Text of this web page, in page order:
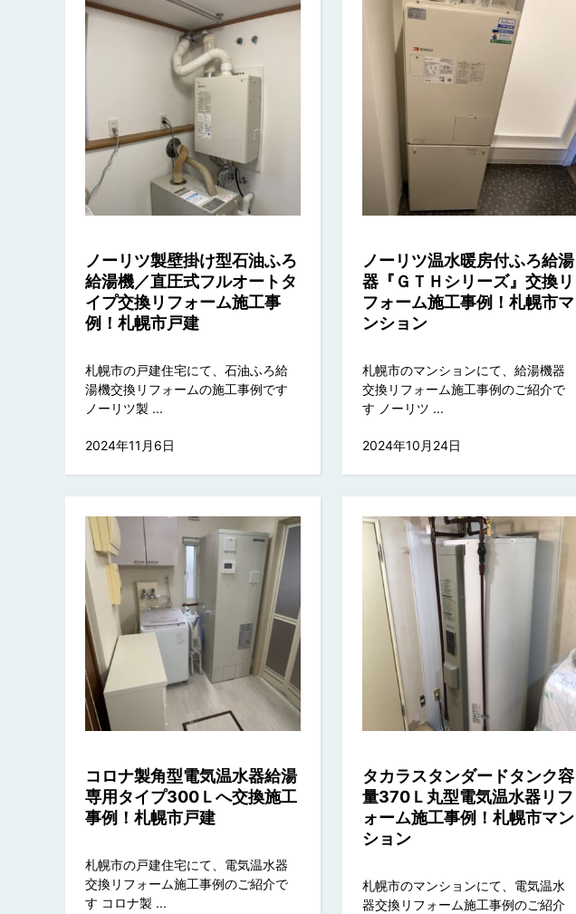
ノーリツ製壁掛け型石油ふろ
給湯機／直圧式フルオートタ
イプ交換リフォーム施工事
例！札幌市戸建
札幌市の戸建住宅にて、石油ふろ給
湯機交換リフォームの施工事例です
ノーリツ製 ...
2024年11月6日
ノーリツ温水暖房付ふろ給湯
器『ＧＴＨシリーズ』交換リ
フォーム施工事例！札幌市マ
ンション
札幌市のマンションにて、給湯機器
交換リフォーム施工事例のご紹介で
す ノーリツ ...
2024年10月24日
コロナ製角型電気温水器給湯
専用タイプ300Ｌへ交換施工
事例！札幌市戸建
札幌市の戸建住宅にて、電気温水器
交換リフォーム施工事例のご紹介で
す コロナ製 ...
タカラスタンダードタンク容
量370Ｌ丸型電気温水器リフ
ォーム施工事例！札幌市マン
ション
札幌市のマンションにて、電気温水
器交換リフォーム施工事例のご紹介